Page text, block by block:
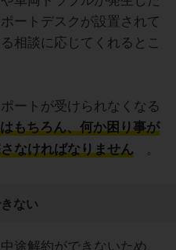
ートデスクが設置されて
相談に応じてくれるとこ
ートが受けられなくなる
もちろん、何か困り事が
なければなりません
。
ない